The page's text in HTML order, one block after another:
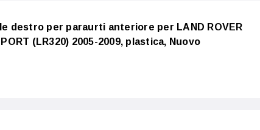
destro per paraurti anteriore per LAND ROVER
(LR320) 2005-2009, plastica, Nuovo